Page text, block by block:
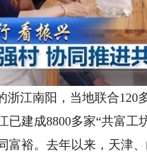
江南阳，当地联合120
已建成8800多家“共富工
裕。去年以来，天津、